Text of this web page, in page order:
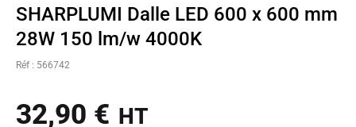
SHARPLUMI Dalle LED 600 x 600 mm
28W 150 lm/w 4000K
Réf : 566742
32,90 € HT